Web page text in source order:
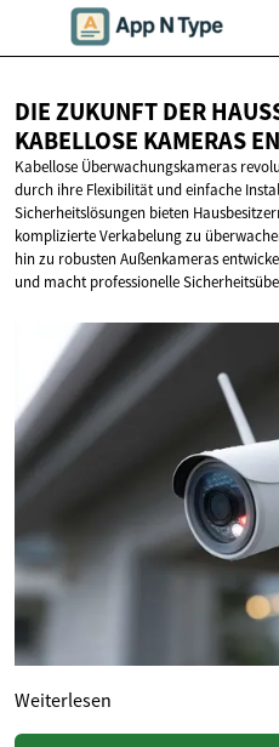
DIE ZUKUNFT DER
KABELLOSE KAMERAS
Kabellose Überwachungskameras
durch ihre Flexibilität und einfache
Sicherheitslösungen bieten
komplizierte Verkabelung zu
hin zu robusten Außenkameras
und macht professionelle
Weiterlesen